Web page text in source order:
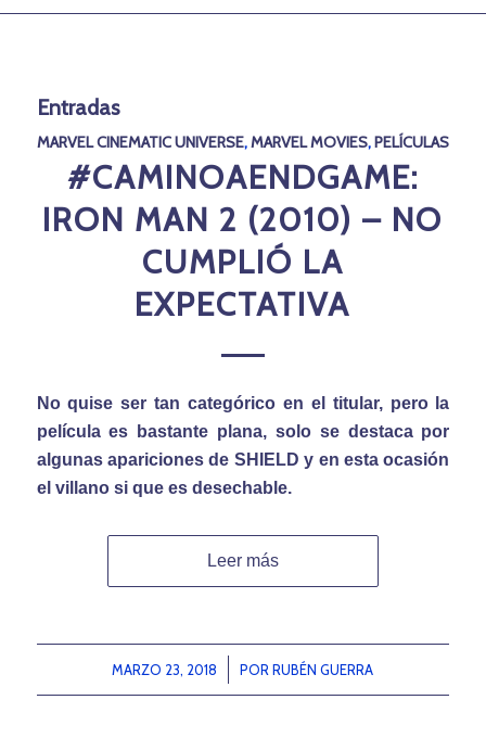
Entradas
MARVEL CINEMATIC UNIVERSE,MARVEL MOVIES,PELÍCULAS
#CAMINOAENDGAME:
IRON MAN 2 (2010) – NO
CUMPLIÓ LA
EXPECTATIVA
No quise ser tan categórico en el titular, pero la
película es bastante plana, solo se destaca por
algunas apariciones de SHIELD y en esta ocasión
el villano si que es desechable.
Leer más
MARZO 23, 2018
/ PORRUBÉN GUERRA